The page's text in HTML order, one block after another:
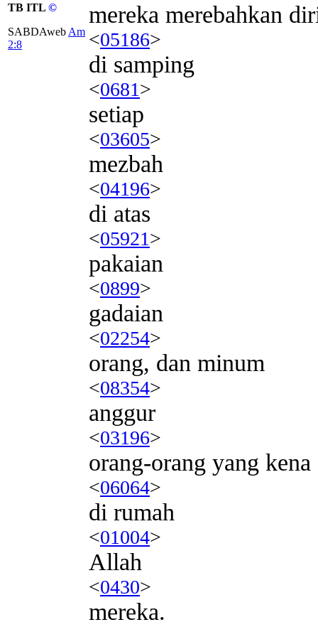
TB ITL ©
SABDAweb Am
2:8
mereka merebahkan
<05186>
di samping
<0681>
setiap
<03605>
mezbah
<04196>
di atas
<05921>
pakaian
<0899>
gadaian
<02254>
orang, dan minum
<08354>
anggur
<03196>
orang-orang yang kena
<06064>
di rumah
<01004>
Allah
<0430>
mereka.